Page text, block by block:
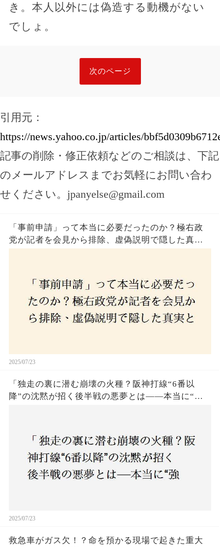
き。本人以外には偽造する動機がない
でしょ。
次のページ
引用元：
https://news.yahoo.co.jp/articles/
記事の削除・修正依頼などのご相談は、下記
のメールアドレスまでお気軽にお問い合わ
せください。 jpanyelse@gmail.com
「事前申請」って本当に必要だったのか？極右政
党が記者を会見から排除、虚偽説明で隠した真実
2025/07/23
「独走の裏に潜む崩壊の火種？阪神打線“6番以
降”の沈黙が招く後半戦の悪夢とは——本当に“強
2025/07/23
救急車がガス欠！？命を預かる現場で起きた重大